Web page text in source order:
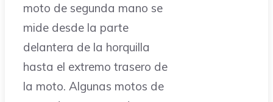
moto de segunda mano se
mide desde la parte
delantera de la horquilla
hasta el extremo trasero de
la moto. Algunas motos de